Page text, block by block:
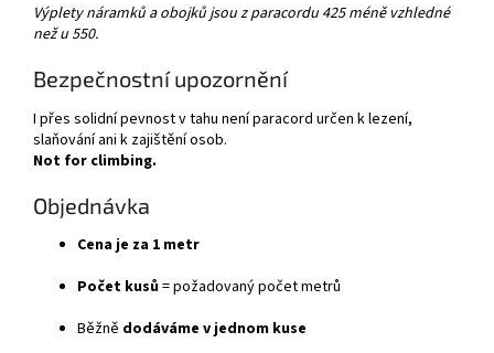
Výplety náramků a obojků jsou z paracordu 425 méně vzhledné
než u 550.
Bezpečnostní upozornění
I přes solidní pevnost v tahu není paracord určen k lezení,
slaňování ani k zajištění osob.
Not for climbing.
Objednávka
Cena je za 1 metr
Počet kusů= požadovaný počet metrů
Běžně dodáváme v jednom kuse